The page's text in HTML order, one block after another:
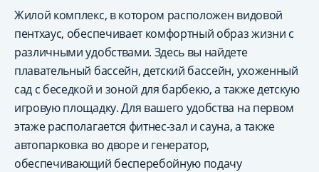
Жилой комплекс, в котором расположен видовой
пентхаус, обеспечивает комфортный образ жизни с
различными удобствами. Здесь вы найдете
плавательный бассейн, детский бассейн, ухоженный
сад с беседкой и зоной для барбекю, а также детскую
игровую площадку. Для вашего удобства на первом
этаже располагается фитнес-зал и сауна, а также
автопарковка во дворе и генератор,
обеспечивающий бесперебойную подачу